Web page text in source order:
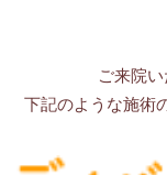
ご来院
下記のような施術